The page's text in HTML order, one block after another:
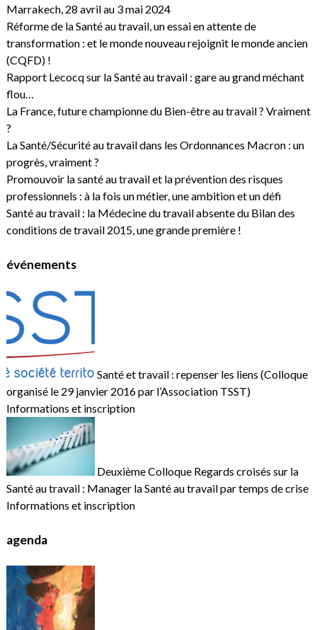
Marrakech, 28 avril au 3 mai 2024
Réforme de la Santé au travail, un essai en attente de
transformation : et le monde nouveau rejoignit le monde ancien
(CQFD) !
Rapport Lecocq sur la Santé au travail : gare au grand méchant
flou…
La France, future championne du Bien-être au travail ? Vraiment
?
La Santé/Sécurité au travail dans les Ordonnances Macron : un
progrès, vraiment ?
Promouvoir la santé au travail et la prévention des risques
professionnels : à la fois un métier, une ambition et un défi
Santé au travail : la Médecine du travail absente du Bilan des
conditions de travail 2015, une grande première !
événements
Santé et travail : repenser les liens (Colloque
organisé le 29 janvier 2016 par l’Association TSST)
Informations et inscription
Deuxième Colloque Regards croisés sur la
Santé au travail : Manager la Santé au travail par temps de crise
Informations et inscription
agenda